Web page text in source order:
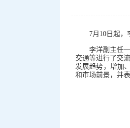
7月10日起
李洋副主任
交通等进行了交
发展趋势，增加
和市场前景，并